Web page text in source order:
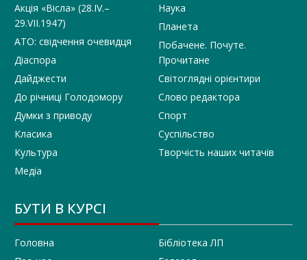
Акція «Вісла» (28.IV.–
29.VII.1947)
АТО: свідчення очевидця
Діаспора
Дайджести
До річниці Голодомору
Думки з приводу
Класика
Культура
Медіа
Наука
Планета
Побачене. Почуте.
Прочитане
Світоглядні орієнтири
Слово редактора
Спорт
Суспільство
Творчість наших читачів
БУТИ В КУРСІ
Головна
Бібліотека ЛП